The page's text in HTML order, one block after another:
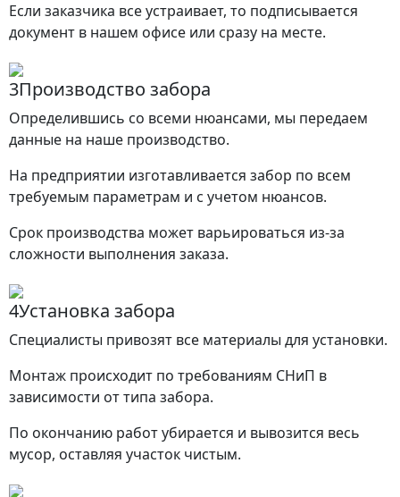
Если заказчика все устраивает, то подписывается
документ в нашем офисе или сразу на месте.
3Производство забора
Определившись со всеми нюансами, мы передаем
данные на наше производство.
На предприятии изготавливается забор по всем
требуемым параметрам и с учетом нюансов.
Срок производства может варьироваться из-за
сложности выполнения заказа.
4Установка забора
Специалисты привозят все материалы для установки.
Монтаж происходит по требованиям СНиП в
зависимости от типа забора.
По окончанию работ убирается и вывозится весь
мусор, оставляя участок чистым.